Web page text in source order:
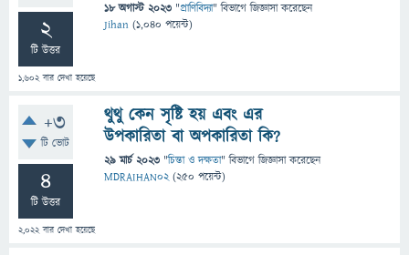
2
টি উত্তর
1,602বার দেখা হয়েছে
18 অগাস্ট 2023 "প্রাণিবিদ্যা" বিভাগে জিজ্ঞাসাকরেছেন
Jihan (1,040 পয়েন্ট)
+3
টি ভোট
4
টি উত্তর
2,022বার দেখা হয়েছে
থুথু কেন সৃষ্টি হয় এবং এর
উপকারিতা বা অপকারিতা কি?
29 মার্চ 2023 "চিন্তা ও দক্ষতা" বিভাগে জিজ্ঞাসাকরেছেন
MDRAIHAN02 (250 পয়েন্ট)